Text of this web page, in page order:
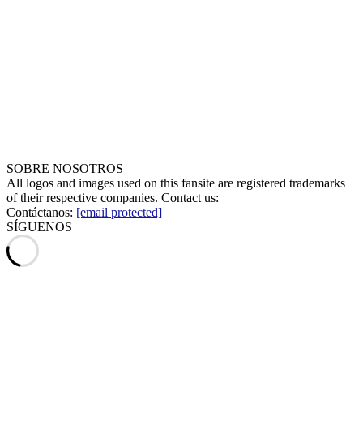
SOBRE NOSOTROS
All logos and images used on this fansite are registered trademarks
of their respective companies. Contact us:
Contáctanos: [email protected]
SÍGUENOS